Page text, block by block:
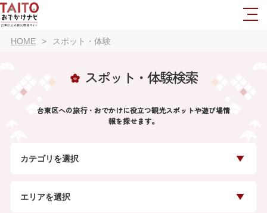
HOME スポット・体験
スポット・体験検索
台東区への旅行・おでかけに役立つ観光スポットや遊び場情
報を探せます。
カテゴリを選択
エリアを選択